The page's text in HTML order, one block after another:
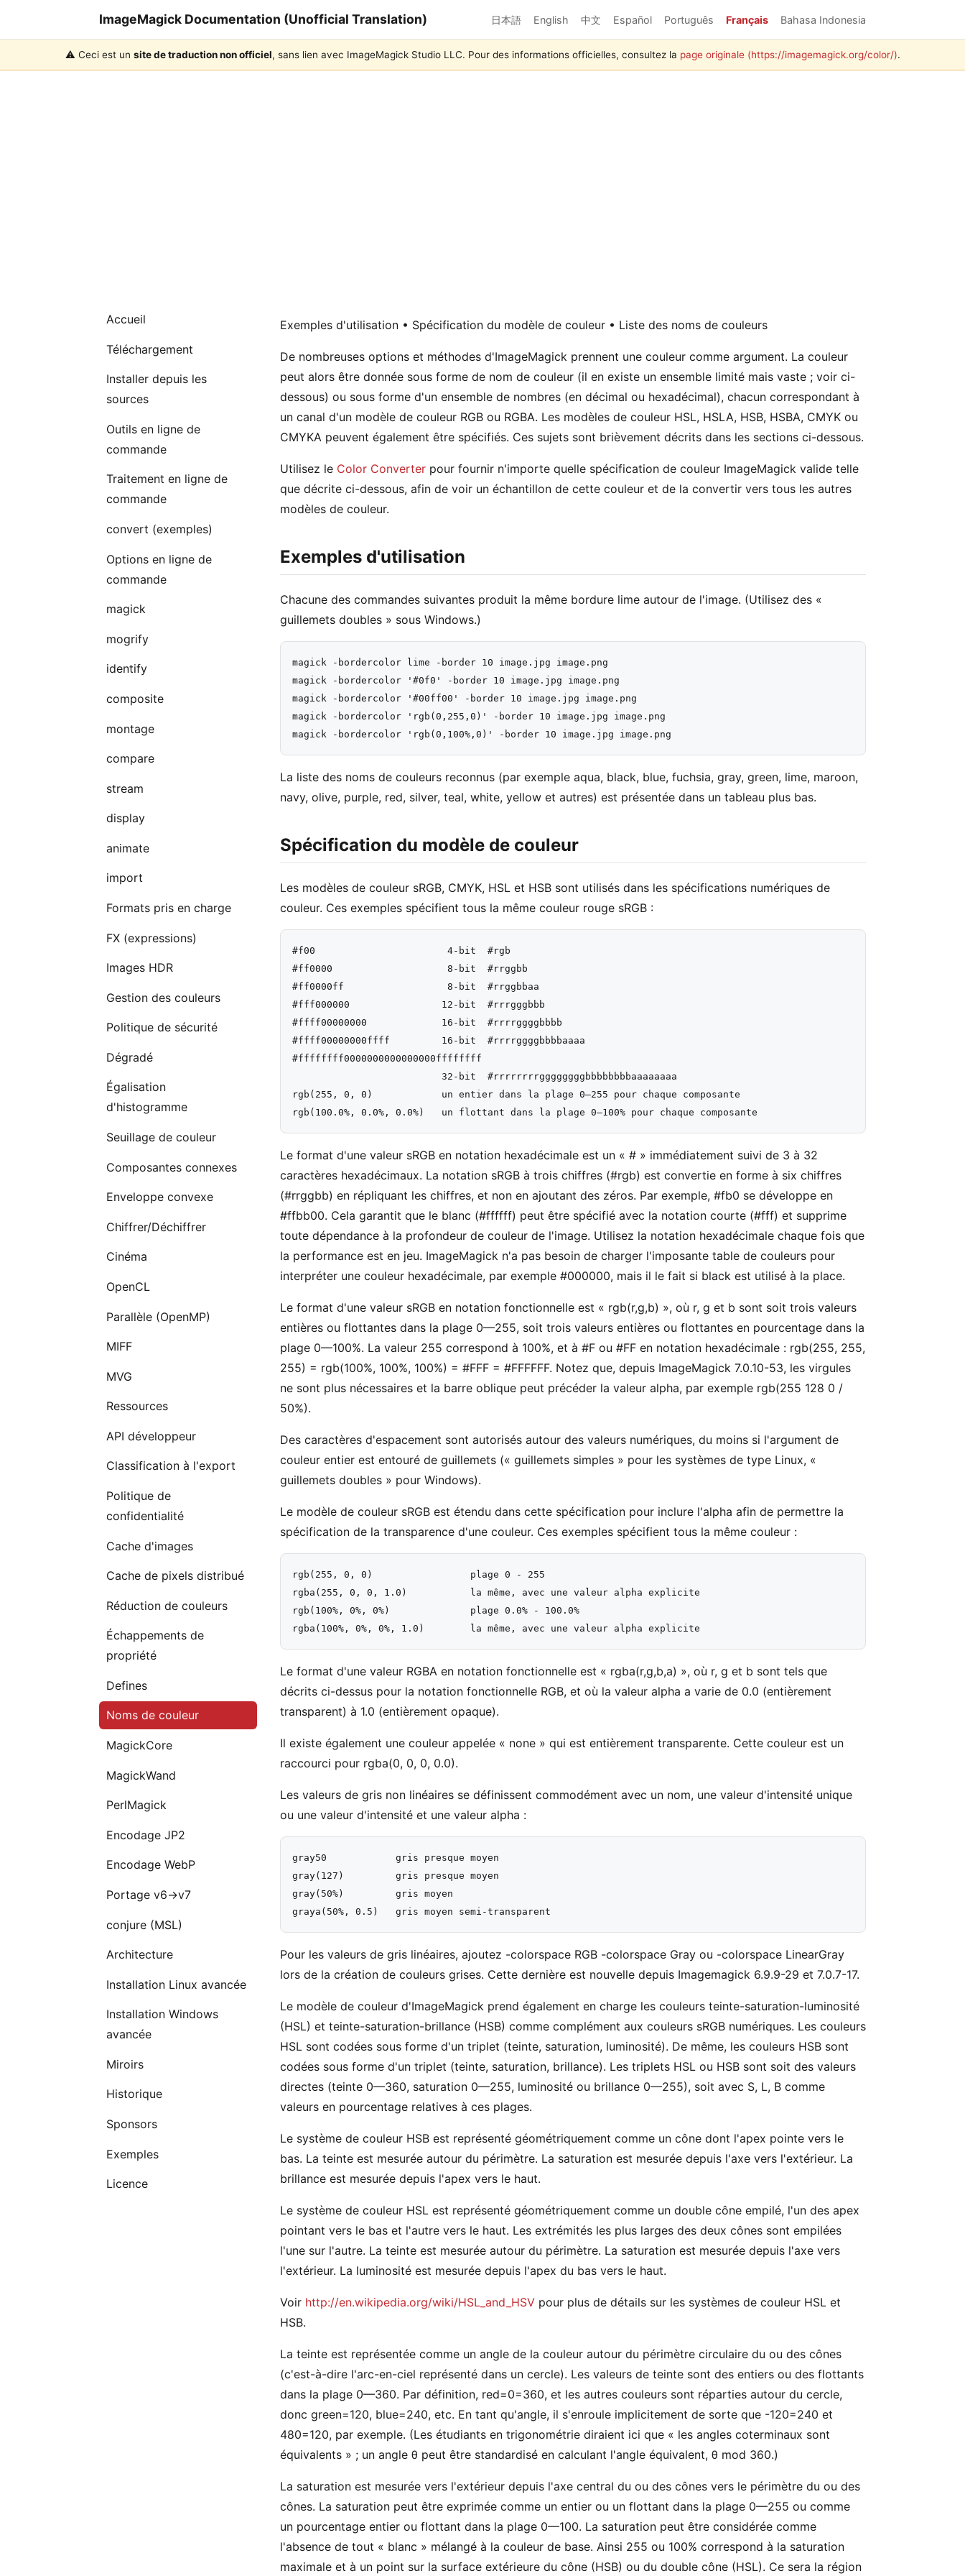
ImageMagick Documentation (Unofficial Translation) 日本語 English 中文 Español Português Français Bahasa Indonesia
⚠️ Ceci est un site de traduction non officiel, sans lien avec ImageMagick Studio LLC. Pour des informations officielles, consultez la page originale (https://imagemagick.org/color/).
Accueil
Téléchargement
Installer depuis les
sources
Outils en ligne de
commande
Traitement en ligne de
commande
convert (exemples)
Options en ligne de
commande
magick
mogrify
identify
composite
montage
compare
stream
display
animate
import
Formats pris en charge
FX (expressions)
Images HDR
Gestion des couleurs
Politique de sécurité
Dégradé
Égalisation
d'histogramme
Seuillage de couleur
Composantes connexes
Enveloppe convexe
Chiffrer/Déchiffrer
Cinéma
OpenCL
Parallèle (OpenMP)
MIFF
MVG
Ressources
API développeur
Classification à l'export
Politique de
confidentialité
Cache d'images
Cache de pixels distribué
Réduction de couleurs
Échappements de
propriété
Defines
Noms de couleur
MagickCore
MagickWand
PerlMagick
Encodage JP2
Encodage WebP
Portage v6→v7
conjure (MSL)
Architecture
Installation Linux avancée
Installation Windows
avancée
Miroirs
Historique
Sponsors
Exemples
Licence
Exemples d'utilisation • Spécification du modèle de couleur • Liste des noms de couleurs
De nombreuses options et méthodes d'ImageMagick prennent une couleur comme argument. La couleur
peut alors être donnée sous forme de nom de couleur (il en existe un ensemble limité mais vaste ; voir ci-
dessous) ou sous forme d'un ensemble de nombres (en décimal ou hexadécimal), chacun correspondant à
un canal d'un modèle de couleur RGB ou RGBA. Les modèles de couleur HSL, HSLA, HSB, HSBA, CMYK ou
CMYKA peuvent également être spécifiés. Ces sujets sont brièvement décrits dans les sections ci-dessous.
Utilisez le Color Converter pour fournir n'importe quelle spécification de couleur ImageMagick valide telle
que décrite ci-dessous, afin de voir un échantillon de cette couleur et de la convertir vers tous les autres
modèles de couleur.
Exemples d'utilisation
Chacune des commandes suivantes produit la même bordure lime autour de l'image. (Utilisez des «
guillemets doubles » sous Windows.)
magick -bordercolor lime -border 10 image.jpg image.png
magick -bordercolor '#0f0' -border 10 image.jpg image.png
magick -bordercolor '#00ff00' -border 10 image.jpg image.png
magick -bordercolor 'rgb(0,255,0)' -border 10 image.jpg image.png
La liste des noms de couleurs reconnus (par exemple aqua, black, blue, fuchsia, gray, green, lime, maroon,
navy, olive, purple, red, silver, teal, white, yellow et autres) est présentée dans un tableau plus bas.
Spécification du modèle de couleur
Les modèles de couleur sRGB, CMYK, HSL et HSB sont utilisés dans les spécifications numériques de
couleur. Ces exemples spécifient tous la même couleur rouge sRGB :
#f00                       4-bit  #rgb
#ff0000                    8-bit  #rrggbb
#ff0000ff                  8-bit  #rrggbbaa
#fff000000                12-bit  #rrrgggbbb
#ffff00000000             16-bit  #rrrrggggbbbb
#ffff00000000ffff         16-bit  #rrrrggggbbbbaaaa
#ffffffff0000000000000000ffffffff
                          32-bit  #rrrrrrrrggggggggbbbbbbbbaaaaaaaa
rgb(255, 0, 0)            un entier dans la plage 0—255 pour chaque composante
Le format d'une valeur sRGB en notation hexadécimale est un « # » immédiatement suivi de 3 à 32
caractères hexadécimaux. La notation sRGB à trois chiffres (#rgb) est convertie en forme à six chiffres
(#rrggbb) en répliquant les chiffres, et non en ajoutant des zéros. Par exemple, #fb0 se développe en
#ffbb00. Cela garantit que le blanc (#ffffff) peut être spécifié avec la notation courte (#fff) et supprime
toute dépendance à la profondeur de couleur de l'image. Utilisez la notation hexadécimale chaque fois que
la performance est en jeu. ImageMagick n'a pas besoin de charger l'imposante table de couleurs pour
interpréter une couleur hexadécimale, par exemple #000000, mais il le fait si black est utilisé à la place.
Le format d'une valeur sRGB en notation fonctionnelle est « rgb(r,g,b) », où r, g et b sont soit trois valeurs
entières ou flottantes dans la plage 0—255, soit trois valeurs entières ou flottantes en pourcentage dans la
plage 0—100%. La valeur 255 correspond à 100%, et à #F ou #FF en notation hexadécimale : rgb(255, 255,
255) = rgb(100%, 100%, 100%) = #FFF = #FFFFFF. Notez que, depuis ImageMagick 7.0.10-53, les virgules
ne sont plus nécessaires et la barre oblique peut précéder la valeur alpha, par exemple rgb(255 128 0 /
50%).
Des caractères d'espacement sont autorisés autour des valeurs numériques, du moins si l'argument de
couleur entier est entouré de guillemets (« guillemets simples » pour les systèmes de type Linux, «
guillemets doubles » pour Windows).
Le modèle de couleur sRGB est étendu dans cette spécification pour inclure l'alpha afin de permettre la
spécification de la transparence d'une couleur. Ces exemples spécifient tous la même couleur :
rgb(255, 0, 0)                 plage 0 - 255
rgba(255, 0, 0, 1.0)           la même, avec une valeur alpha explicite
rgb(100%, 0%, 0%)              plage 0.0% - 100.0%
Le format d'une valeur RGBA en notation fonctionnelle est « rgba(r,g,b,a) », où r, g et b sont tels que
décrits ci-dessus pour la notation fonctionnelle RGB, et où la valeur alpha a varie de 0.0 (entièrement
transparent) à 1.0 (entièrement opaque).
Il existe également une couleur appelée « none » qui est entièrement transparente. Cette couleur est un
raccourci pour rgba(0, 0, 0, 0.0).
Les valeurs de gris non linéaires se définissent commodément avec un nom, une valeur d'intensité unique
ou une valeur d'intensité et une valeur alpha :
gray50            gris presque moyen
gray(127)         gris presque moyen
gray(50%)         gris moyen
Pour les valeurs de gris linéaires, ajoutez -colorspace RGB -colorspace Gray ou -colorspace LinearGray
lors de la création de couleurs grises. Cette dernière est nouvelle depuis Imagemagick 6.9.9-29 et 7.0.7-17.
Le modèle de couleur d'ImageMagick prend également en charge les couleurs teinte-saturation-luminosité
(HSL) et teinte-saturation-brillance (HSB) comme complément aux couleurs sRGB numériques. Les couleurs
HSL sont codées sous forme d'un triplet (teinte, saturation, luminosité). De même, les couleurs HSB sont
codées sous forme d'un triplet (teinte, saturation, brillance). Les triplets HSL ou HSB sont soit des valeurs
directes (teinte 0—360, saturation 0—255, luminosité ou brillance 0—255), soit avec S, L, B comme
valeurs en pourcentage relatives à ces plages.
Le système de couleur HSB est représenté géométriquement comme un cône dont l'apex pointe vers le
bas. La teinte est mesurée autour du périmètre. La saturation est mesurée depuis l'axe vers l'extérieur. La
brillance est mesurée depuis l'apex vers le haut.
Le système de couleur HSL est représenté géométriquement comme un double cône empilé, l'un des apex
pointant vers le bas et l'autre vers le haut. Les extrémités les plus larges des deux cônes sont empilées
l'une sur l'autre. La teinte est mesurée autour du périmètre. La saturation est mesurée depuis l'axe vers
l'extérieur. La luminosité est mesurée depuis l'apex du bas vers le haut.
Voir http://en.wikipedia.org/wiki/HSL_and_HSV pour plus de détails sur les systèmes de couleur HSL et
HSB.
La teinte est représentée comme un angle de la couleur autour du périmètre circulaire du ou des cônes
(c'est-à-dire l'arc-en-ciel représenté dans un cercle). Les valeurs de teinte sont des entiers ou des flottants
dans la plage 0—360. Par définition, red=0=360, et les autres couleurs sont réparties autour du cercle,
donc green=120, blue=240, etc. En tant qu'angle, il s'enroule implicitement de sorte que -120=240 et
480=120, par exemple. (Les étudiants en trigonométrie diraient ici que « les angles coterminaux sont
équivalents » ; un angle θ peut être standardisé en calculant l'angle équivalent, θ mod 360.)
La saturation est mesurée vers l'extérieur depuis l'axe central du ou des cônes vers le périmètre du ou des
cônes. La saturation peut être exprimée comme un entier ou un flottant dans la plage 0—255 ou comme
un pourcentage entier ou flottant dans la plage 0—100. La saturation peut être considérée comme
l'absence de tout « blanc » mélangé à la couleur de base. Ainsi 255 ou 100% correspond à la saturation
maximale et à un point sur la surface extérieure du cône (HSB) ou du double cône (HSL). Ce sera la région